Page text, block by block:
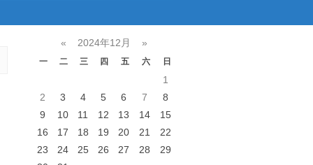
« 2024年12月 »
一 二 三 四 五 六 日
1
2
3 4 5 6 7
8
9
10 11 12 13 14
15
16
17 18 19 20 21
22
23
24 25 26 27 28
29